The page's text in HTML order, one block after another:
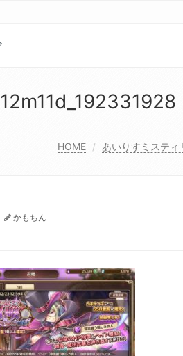
HOME あいりすミスティ
かもちん